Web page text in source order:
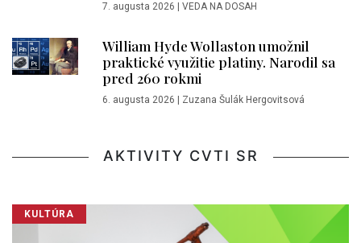
7. augusta 2026 VEDA NA DOSAH
William Hyde Wollaston umožnil
praktické využitie platiny. Narodil sa
pred 260 rokmi
6. augusta 2026 Zuzana Šulák Hergovitsová
AKTIVITY CVTI SR
KULTÚRA